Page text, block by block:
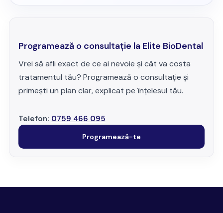
Programează o consultație la Elite BioDental
Vrei să afli exact de ce ai nevoie și cât va costa
tratamentul tău? Programează o consultație și
primești un plan clar, explicat pe înțelesul tău.
Telefon: 0759 466 095
Programează-te